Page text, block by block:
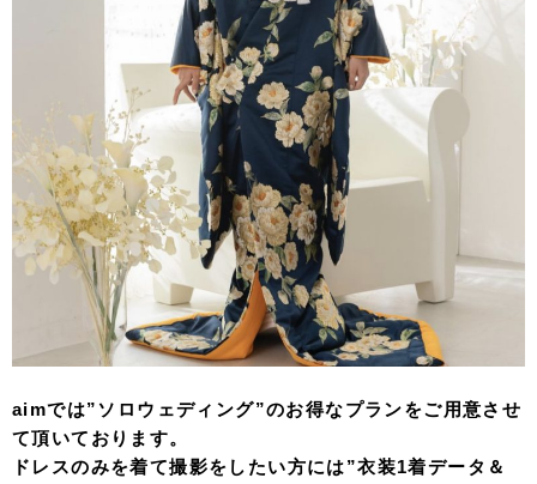
aimでは”ソロウェディング”のお得なプランをご用意させ
て頂いております。
ドレスのみを着て撮影をしたい方には”衣装1着データ＆